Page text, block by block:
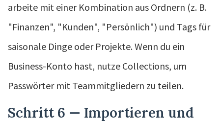
arbeite mit einer Kombination aus Ordnern (z. B.
"Finanzen", "Kunden", "Persönlich") und Tags für
saisonale Dinge oder Projekte. Wenn du ein
Business-Konto hast, nutze Collections, um
Passwörter mit Teammitgliedern zu teilen.
Schritt 6 — Importieren und